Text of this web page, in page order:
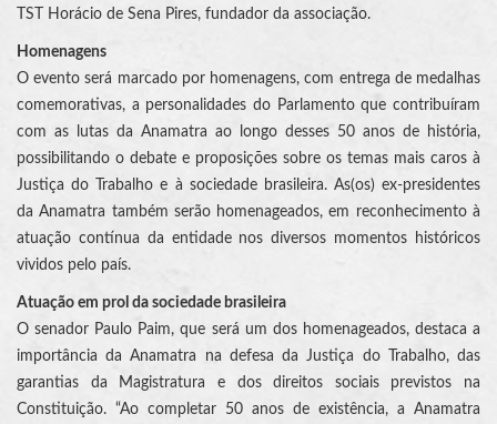
TST Horácio de Sena Pires, fundador da associação.
Homenagens
O evento será marcado por homenagens, com entrega de medalhas
comemorativas, a personalidades do Parlamento que contribuíram
com as lutas da Anamatra ao longo desses 50 anos de história,
possibilitando o debate e proposições sobre os temas mais caros à
Justiça do Trabalho e à sociedade brasileira. As(os) ex-presidentes
da Anamatra também serão homenageados, em reconhecimento à
atuação contínua da entidade nos diversos momentos históricos
vividos pelo país.
Atuação em prol da sociedade brasileira
O senador Paulo Paim, que será um dos homenageados, destaca a
importância da Anamatra na defesa da Justiça do Trabalho, das
garantias da Magistratura e dos direitos sociais previstos na
Constituição. “Ao completar 50 anos de existência, a Anamatra